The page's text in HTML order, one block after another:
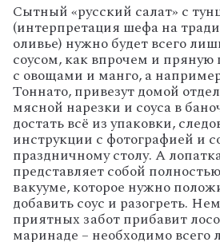
Сытный «русский салат» с
(интерпретация шефа на
оливье) нужно будет всего
соусом, как впрочем и
с овощами и манго, а
Тоннато, привезут домой
мясной нарезки и соуса в
достать всё из упаковки,
инструкции с фотографией и
праздничному столу. А
представляет собой
вакууме, которое нужно
добавить соус и разогреть.
приятных забот прибавит
маринаде – необходимо всего